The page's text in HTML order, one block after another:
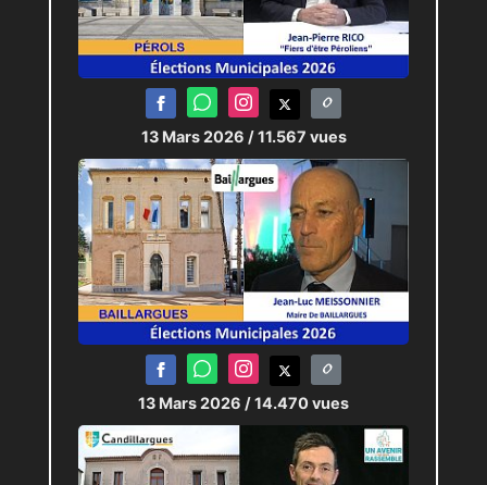
13 Mars 2026 / 11.567 vues
13 Mars 2026 / 14.470 vues